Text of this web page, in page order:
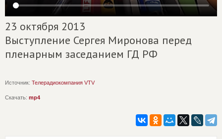
23 октября 2013
Выступление Сергея Миронова перед
пленарным заседанием ГД РФ
Источник: Телерадиокомпания VTV
Скачать: mp4